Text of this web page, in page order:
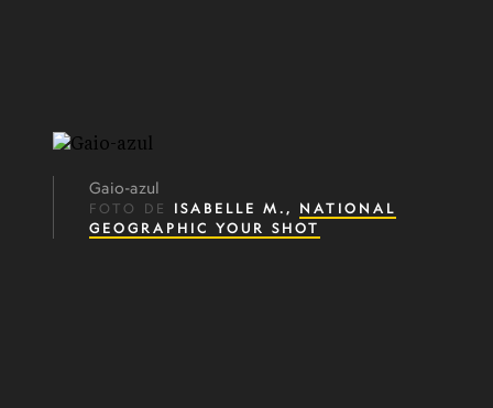
Gaio-azul
FOTO DE ISABELLE M., NATIONAL
GEOGRAPHIC YOUR SHOT